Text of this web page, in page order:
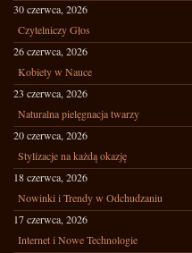
30 czerwca, 2026
Czytelniczy Głos
26 czerwca, 2026
Kobiety w Nauce
23 czerwca, 2026
Naturalna pielęgnacja twarzy
20 czerwca, 2026
Stylizacje na każdą okazję
18 czerwca, 2026
Nowinki i Trendy w Odchudzaniu
17 czerwca, 2026
Internet i Nowe Technologie